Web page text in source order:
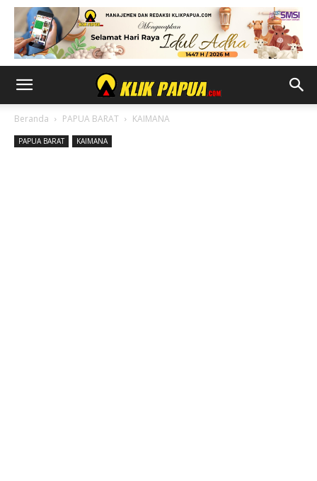
Beranda PAPUA BARAT KAIMANA
PAPUA BARAT KAIMANA